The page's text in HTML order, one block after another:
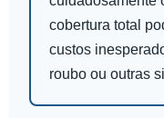
cobertura total
custos
roubo ou outras